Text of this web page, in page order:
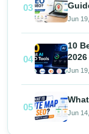
03
Jun
04
10
2026
Jun
05
Jun